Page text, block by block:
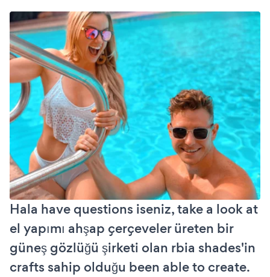
Hala have questions iseniz, take a look at
el yapımı ahşap çerçeveler üreten bir
güneş gözlüğü şirketi olan rbia shades'in
crafts sahip olduğu been able to create.